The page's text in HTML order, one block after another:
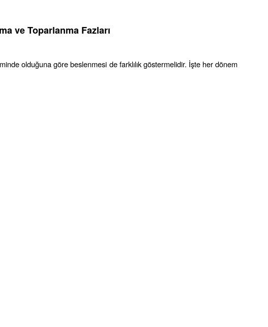
ve Toparlanma Fazları
olduğuna göre beslenmesi de farklılık göstermelidir. İşte her dönem